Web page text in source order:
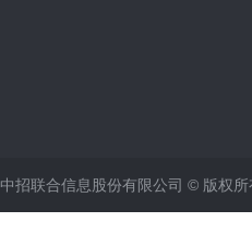
中招联合信息股份有限公司 © 版权